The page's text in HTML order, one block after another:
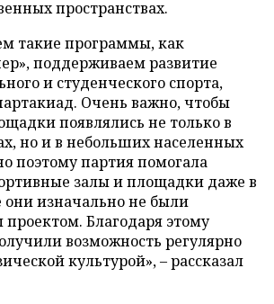
пространствах.
такие программы, как
поддерживаем развитие
и студенческого спорта,
Очень важно, чтобы
появлялись не только в
но и в небольших населенных
поэтому партия помогала
залы и площадки даже в
они изначально не были
Благодаря этому
возможность регулярно
культурой», – рассказал